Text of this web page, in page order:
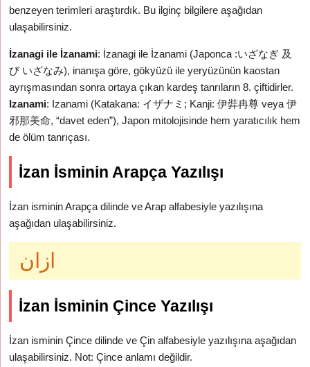
benzeyen terimleri araştırdık. Bu ilginç bilgilere aşağıdan
ulaşabilirsiniz.
İzanagi ile İzanami: İzanagi ile İzanami (Japonca :いざなぎ 及
び いざなみ), inanışa göre, gökyüzü ile yeryüzünün kaostan
ayrışmasından sonra ortaya çıkan kardeş tanrıların 8. çiftidirler.
Izanami: Izanami (Katakana: イザナミ; Kanji: 伊弉冉尊 veya 伊
邪那美命, “davet eden”), Japon mitolojisinde hem yaratıcılık hem
de ölüm tanrıçası.
İzan İsminin Arapça Yazılışı
İzan isminin Arapça dilinde ve Arap alfabesiyle yazılışına
aşağıdan ulaşabilirsiniz.
ازان
İzan İsminin Çince Yazılışı
İzan isminin Çince dilinde ve Çin alfabesiyle yazılışına aşağıdan
ulaşabilirsiniz. Not: Çince anlamı değildir.